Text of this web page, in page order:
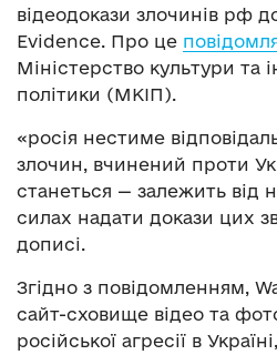
відеодокази злочинів рф
Evidence. Про це
Міністерство культури та
політики (МКІП).
«росія нестиме
злочин, вчинений проти
станеться — залежить від
силах надати докази цих
дописі.
Згідно з повідомленням,
сайт-сховище відео та
російської агресії в